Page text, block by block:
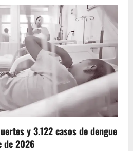
y 3.122 casos de dengue
de 2026